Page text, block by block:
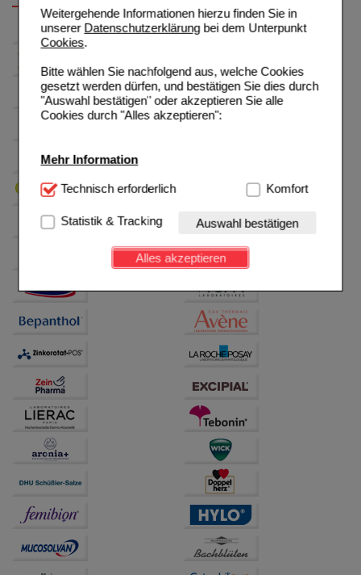
Weitergehende Informationen hierzu finden Sie in
unserer Datenschutzerklärungbei dem Unterpunkt
Cookies.
Bitte wählen Sie nachfolgend aus, welche Cookies
gesetzt werden dürfen, und bestätigen Sie dies durch
"Auswahl bestätigen" oder akzeptieren Sie alle
Cookies durch "Alles akzeptieren":
Mehr Information
Technisch Notwendig:Hierbei handelt es sich um
Website notwendig sind (z.B. Navigation, Warenkorb,
Kundenkonto), weshalb auf diese nicht verzichtet
werden kann.
Einkaufserlebnis noch ansprechender zu gestalten,
Besuchers oder unsere Seite an bevorzugte
Verhaltensweisen (z.B. Spracheinstellung)
anzupassen. Komfort-Cookies ermöglichen es uns
auch auf Ihre Bedürfnisse zugeschrittene Inhalte
anzuzeigen und unser Partnerprogramm zu
betreiben.
Statistik & Tracking:
Hierüber lassen sich
Informationen über die Art und Weise der Nutzung
unserer Website sammeln, mit deren Hilfe wir unsere
Website weiter für Sie optimieren können, den Inhalt
auf unserer Website aber auch die Werbung auf
Drittseiten möglichst relevant für Sie zu gestalten.
Bitte beachten Sie, dass Daten hierfür teilweise an
Dritte wie z.B. Google oder soziale Medien
übertragen werden.
Technisch erforderlich Komfort
Statistik & Tracking Auswahl bestätigen
Alles akzeptieren